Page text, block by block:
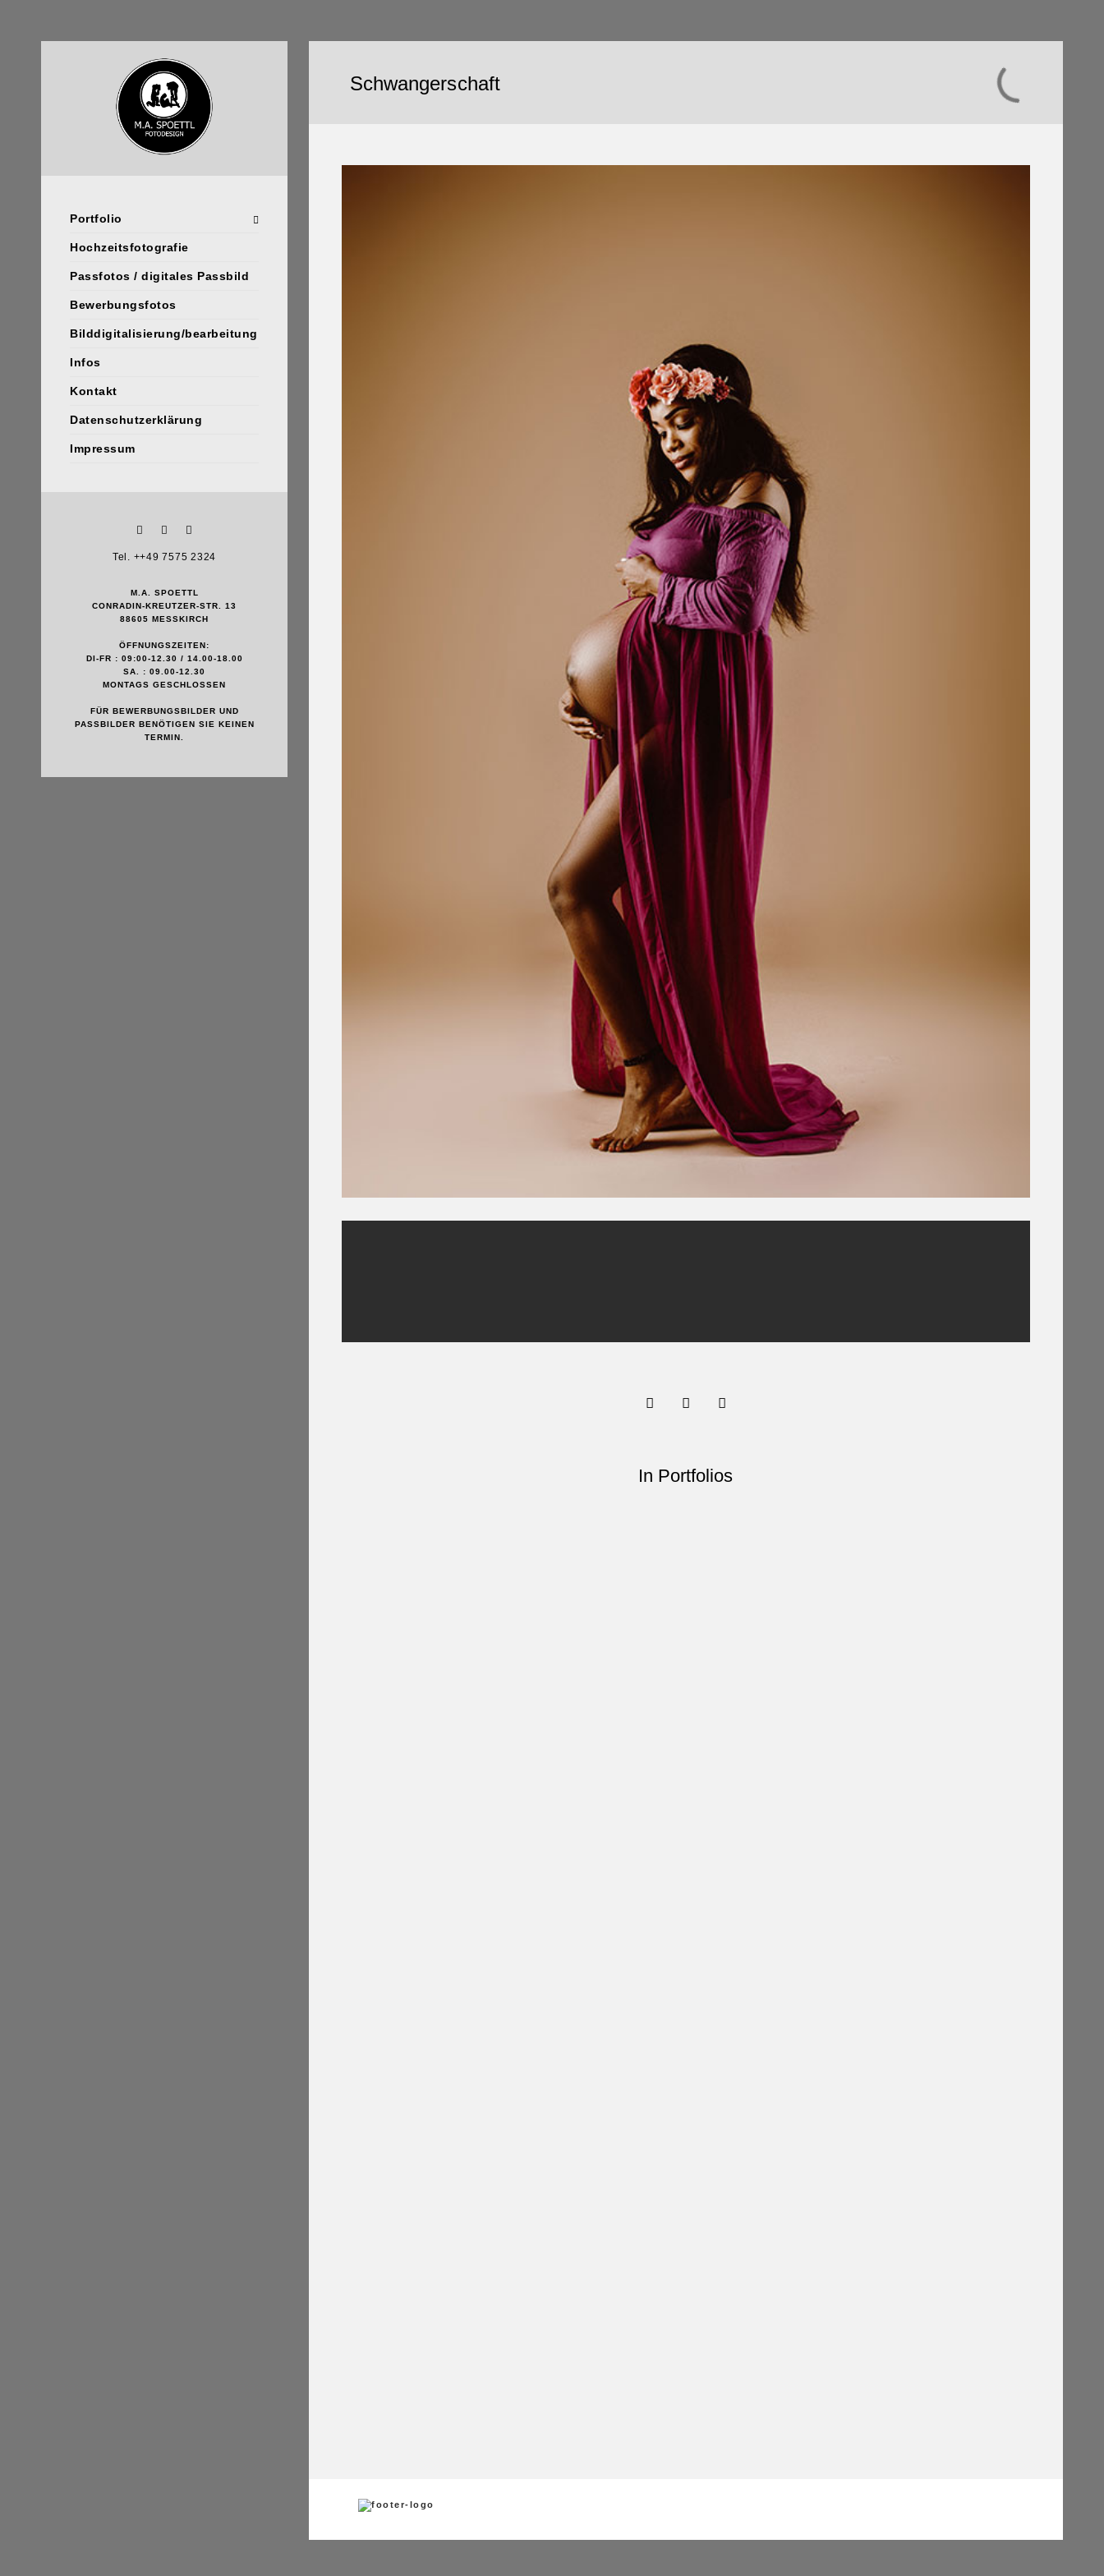
Portfolio
Hochzeitsfotografie
Passfotos / digitales Passbild
Bewerbungsfotos
Bilddigitalisierung/bearbeitung
Infos
Kontakt
Datenschutzerklärung
Impressum
Tel. ++49 7575 2324
M.A. SPOETTL
CONRADIN-KREUTZER-STR. 13
88605 MESSKIRCH
ÖFFNUNGSZEITEN:
DI-FR : 09:00-12.30 / 14.00-18.00
SA. : 09.00-12.30
MONTAGS GESCHLOSSEN
FÜR BEWERBUNGSBILDER UND
PASSBILDER BENÖTIGEN SIE KEINEN
TERMIN.
Schwangerschaft
In Portfolios